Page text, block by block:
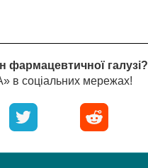
фармацевтичної галузі?
в соціальних мережах!